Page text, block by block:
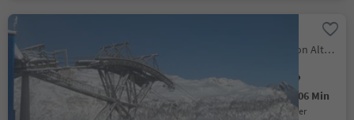
La Villa, Badia, Dolomitenregion Alta Badia
Schwierigkeitsgrad Aufstieg
0h:06 Min
Dauer